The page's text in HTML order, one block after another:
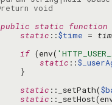
public static function
static ::$time =
if (env(
static ::
static ::_setPath(
static